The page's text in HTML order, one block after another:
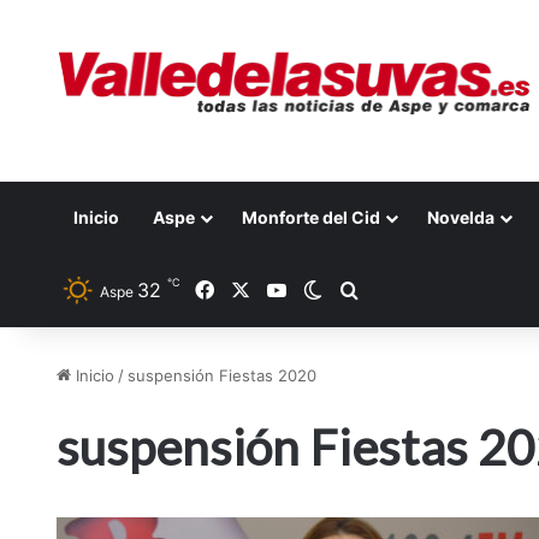
Inicio Aspe Monforte del Cid Novelda
Aspe 32 ℃ FacebookYouTubeSwitch skin
Inicio / suspensión Fiestas 2020
suspensión Fiestas